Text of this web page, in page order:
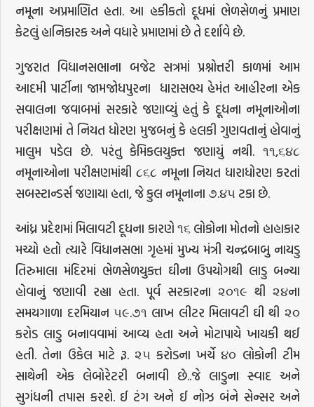
નમૂના અપ્રમાણિત હતા. આ હકીકતો દૂધમાં ભેળસેળનું પ્રમાણ
કેટલું હાનિકારક અને વધારે પ્રમાણમાં છે તે દર્શાવે છે.
ગુજરાત વિધાનસભાના બજેટ સત્રમાં પ્રશ્નોત્તરી કાળમાં આમ
આદમી પાર્ટીના જામજોધપુરના ધારાસભ્ય હેમંત આહીરના એક
સવાલના જવાબમાં સરકારે જણાવ્યું હતું કે દૂધના નમૂનાઓના
પરીક્ષણમાં તે નિયત ધોરણ મુજબનું કે હલકી ગુણવતાનું હોવાનું
માલુમ પડેલ છે. પરંતુ કેમિકલયુક્ત જણાયું નથી. ૧૧,૬૪૮
નમૂનાઓના પરીક્ષણમાંથી ૮૬૮ નમૂના નિયત ધારાધોરણ કરતાં
સબસ્ટાન્ડર્સ જણાયા હતા, જે કુલ નમૂનાના ૭.૪૫ ટકા છે.
આંધ્ર પ્રદેશમાં મિલાવટી દૂધના કારણે ૧૬ લોકોના મોતનો હાહાકાર
મચ્યો હતો ત્યારે વિધાનસભા ગૃહમાં મુખ્ય મંત્રી ચન્દ્રબાબુ નાયડુ
તિરુમાલા મંદિરમાં ભેળસેળયુક્ત ઘીના ઉપયોગથી લાડુ બન્યા
હોવાનું જણાવી રહ્યા હતા. પૂર્વ સરકારના ૨૦૧૯ થી ૨૪ના
સમયગાળા દરમિયાન ૫૯.૭૧ લાખ લીટર મિલાવટી ઘી થી ૨૦
કરોડ લાડુ બનાવવામાં આવ્ય હતા અને મોટાપાયે ખાયકી થઈ
હતી. તેના ઉકેલ માટે રૂ. ૨૫ કરોડના ખર્ચે ૪૦ લોકોની ટીમ
સાથેની એક લેબોરેટરી બનાવી છે..જે લાડુના સ્વાદ અને
સુગંધની તપાસ કરશે. ઈ ટંગ અને ઈ નોઝ બંને સેન્સર અને